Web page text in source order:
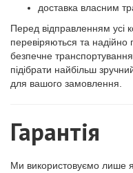
доставка власним
Перед відправленням усі
перевіряються та
безпечне
підібрати найбільш
для вашого замовлення.
Гарантія
Ми використовуємо лише